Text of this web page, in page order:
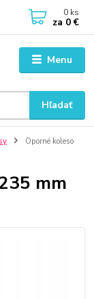
Menu
Hľadať
0 ks
za 0 €
Oporné koleso
mm